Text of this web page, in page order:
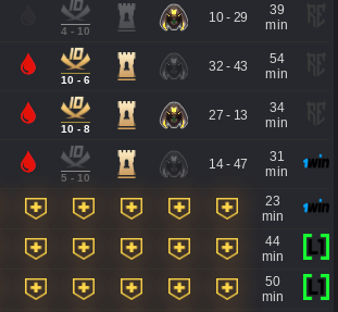
4 - 10
10 - 29
39
min
10 - 6
32 - 43
54
min
10 - 8
27 - 13
34
min
5 - 10
14 - 47
31
min
23
min
44
min
50
min